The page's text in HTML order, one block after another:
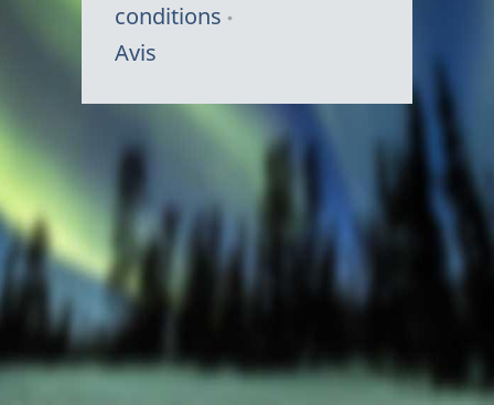
conditions
Avis
Canada